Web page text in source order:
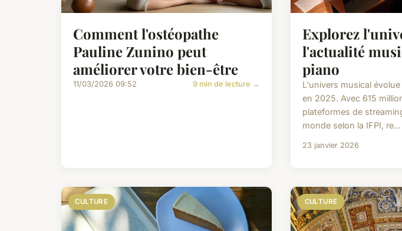
Comment l'ostéopathe
Pauline Zunino peut
améliorer votre bien-être
11/03/2026 09:52 9 min de lecture →
Explorez
l'actualité
piano
L'univers musical
en 2025. Avec 615
plateformes de
monde selon la IFPI, re...
23 janvier 2026
CULTURE CULTURE